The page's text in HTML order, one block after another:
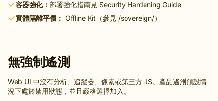
容器強化： 部署強化指南見 Security Hardening Guide
實體隔離平價： Offline Kit（參見 /sovereign/）
無強制遙測
Web UI 中沒有分析、追蹤器、像素或第三方 JS。產品遙測預設情
況下處於禁用狀態，並且嚴格選擇加入。